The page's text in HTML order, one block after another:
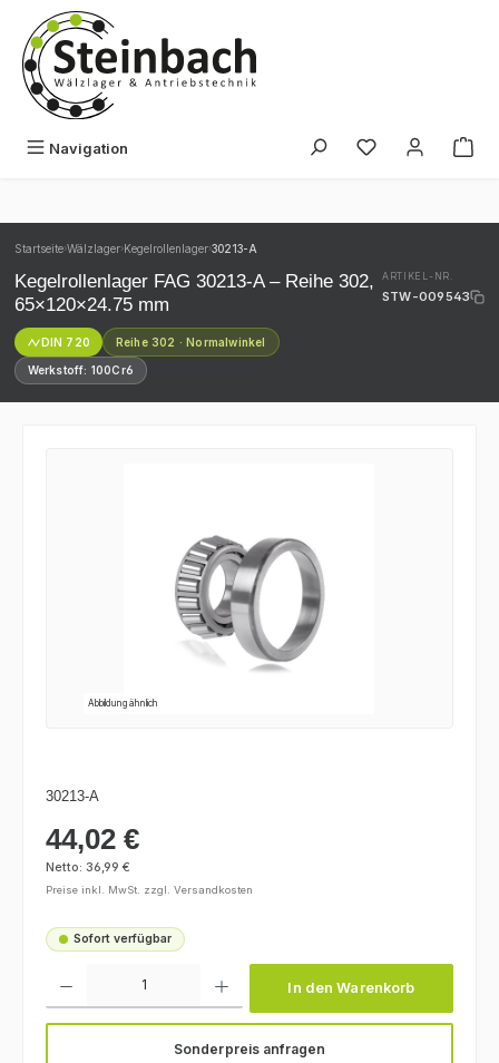
Zum Hauptinhalt springen
Navigation Du hast 0
Startseite›Wälzlager›Kegelrollenlager›30213-A
Kegelrollenlager FAG 30213-A – Reihe 302,
65×120×24.75 mm
DIN 720 Reihe 302 · Normalwinkel
Werkstoff: 100Cr6
ARTIKEL-NR.
STW-009543
Abbildung ähnlich
30213-A
Regulärer Preis:
44,02 €
Netto: 36,99 €
Preise inkl. MwSt. zzgl. Versandkosten
Sofort verfügbar
In den Warenkorb
Sonderpreis anfragen